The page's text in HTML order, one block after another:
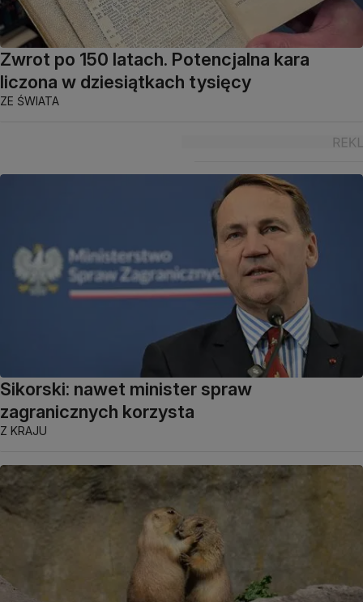
Zwrot po 150 latach. Potencjalna kara
liczona w dziesiątkach tysięcy
ZE ŚWIATA
Sikorski: nawet minister spraw
zagranicznych korzysta
Z KRAJU